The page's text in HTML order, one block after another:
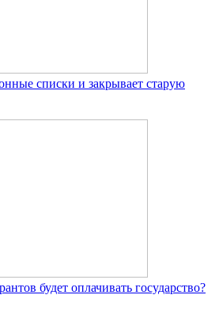
списки и закрывает старую
будет оплачивать государство?